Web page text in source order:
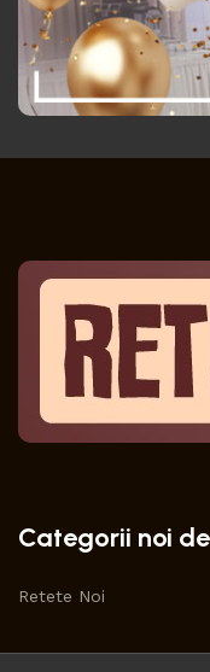
Categorii noi
Retete Noi